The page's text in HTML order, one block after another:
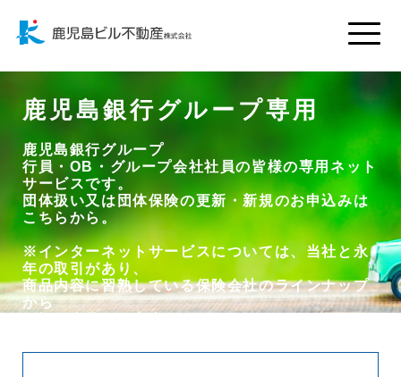
Toggle
鹿児島銀行グループ専用
鹿児島銀行グループ
行員・OB・グループ会社社員の皆様の専用ネット
サービスです。
団体扱い又は団体保険の更新・新規のお申込みは
こちらから。
※インターネットサービスについては、当社と永
年の取引があり、
商品内容に習熟している保険会社のラインナップ
から